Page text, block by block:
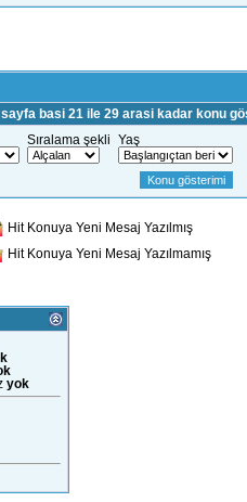
basi 21 ile 29 arasi kadar konu
Sıralama şekli Yaş
Hit Konuya Yeni Mesaj Yazılmış
Hit Konuya Yeni Mesaj Yazılmamış
yok